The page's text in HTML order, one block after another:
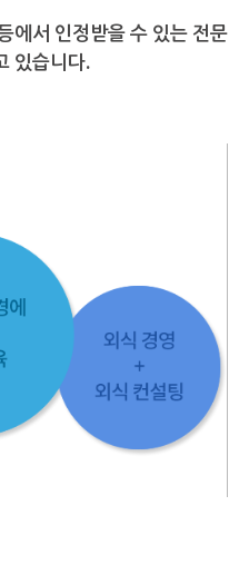
에서 인정받을 수 있는 전문
있습니다.